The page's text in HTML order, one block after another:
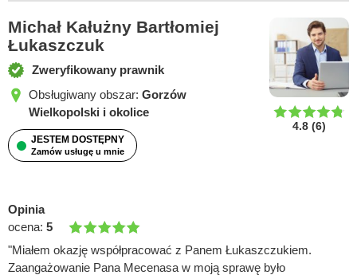
4.8 (6)
Michał Kałużny Bartłomiej
Łukaszczuk
Zweryfikowany prawnik
Obsługiwany obszar: Gorzów
Wielkopolski i okolice
JESTEM DOSTĘPNY
Zamów usługę u mnie
Opinia
ocena: 5
"Miałem okazję współpracować z Panem Łukaszczukiem.
Zaangażowanie Pana Mecenasa w moją sprawę było